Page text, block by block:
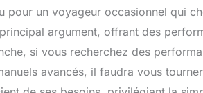
pour un voyageur occasionnel qui
argument, offrant des
si vous recherchez des
avancés, il faudra vous